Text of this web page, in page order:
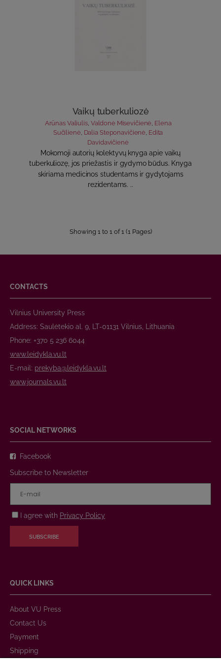
Vaikų tuberkuliozė
Arūnas Valiulis, Valdonė Misevičienė Elena
Sučilienė, Dalia Steponavičienė, Edita
Davidavičienė
Mokomoji autorių kolektyvų knyga apie vaikų
tuberkuliozę, jos priežastis ir gydymo būdus. Knyga
skiriama medicinos studentams ir gydytojams
rezidentams. ..
Showing 1 to 1 of 1 (1 Pages)
CONTACTS
Vilnius University Press
Address: Saulėtekio al. 9, LT-01131 Vilnius, Lithuania
Phone: +370 5 236 6044
www.leidykla.vu.lt
E-mail: prekyba@leidykla.vu.lt
www.journals.vu.lt
SOCIAL NETWORKS
Facebook
Subscribe to Newsletter
I agree with Privacy Policy
SUBSCRIBE
QUICK LINKS
About VU Press
Contact Us
Payment
Shipping